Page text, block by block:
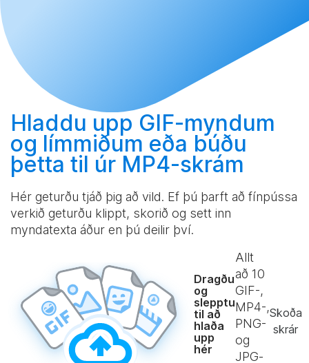
Hladdu upp GIF-myndum
og límmiðum eða búðu
þetta til úr MP4-skrám
Hér geturðu tjáð þig að vild. Ef þú þarft að fínpússa
verkið geturðu klippt, skorið og sett inn
myndatexta áður en þú deilir því.
Dragðu
og
slepptu
til að
hlaða
upp
hér
Allt
að 10
GIF-,
MP4-,
PNG-
og
JPG-
Skoða
skrár